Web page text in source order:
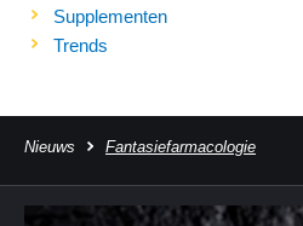
Supplementen
Trends
Nieuws Fantasiefarmacologie